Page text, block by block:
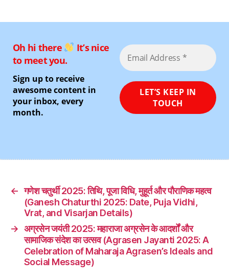
Oh hi there
It’s nice
to meet you.
Sign up to receive
awesome content in
your inbox, every
month.
← गणेश चतुर्थी 2025: तिथि, पूजा विधि, मुहूर्त और पौराणिक महत्व
(Ganesh Chaturthi 2025: Date, Puja Vidhi,
Vrat, and Visarjan Details)
→ अग्रसेन जयंती 2025: महाराजा अग्रसेन के आदर्शों और
सामाजिक संदेश का उत्सव (Agrasen Jayanti 2025: A
Celebration of Maharaja Agrasen’s Ideals and
Social Message)